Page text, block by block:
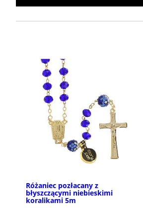
Różaniec pozłacany z
błyszczącymi niebieskimi
koralikami 5m